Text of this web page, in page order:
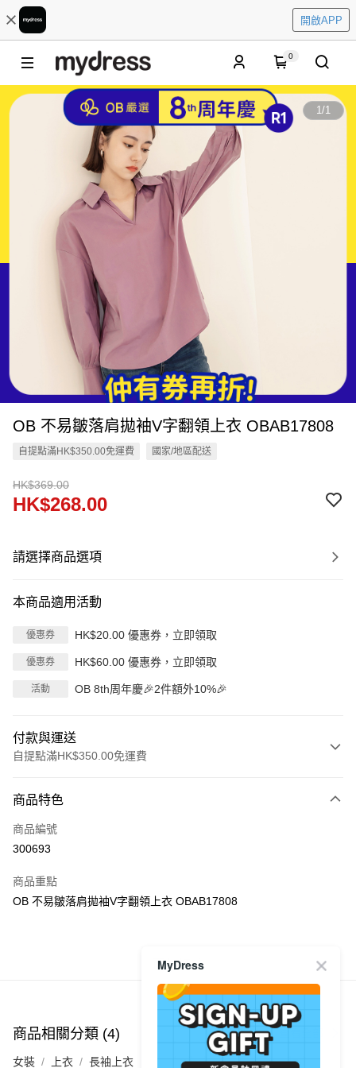
開啟APP
0
1/1
OB 不易皺落肩拋袖V字翻領上衣 OBAB17808
自提點滿HK$350.00免運費 國家/地區配送
HK$369.00
HK$268.00
請選擇商品選項
本商品適用活動
優惠券 HK$20.00 優惠券，立即領取
優惠券 HK$60.00 優惠券，立即領取
活動 OB 8th周年慶🎉2件額外10%🎉
付款與運送
自提點滿HK$350.00免運費
信用卡
Apple Pay
PayMe
每筆HK$40.00，滿HK$350.00或以上免運費
付款後順豐站及營業點
每筆HK$40.00，滿HK$350.00或以上免運費
商品特色
商品編號
300693
商品重點
OB 不易皺落肩拋袖V字翻領上衣 OBAB17808
商品推薦
商品相關分類 (4)
女裝 上衣 長袖上衣
MyDress